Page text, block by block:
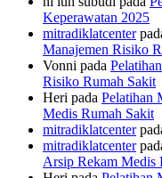
Keperawatan 2025
mitradiklatcenter
Manajemen Risiko
Vonni pada
Risiko Rumah Sakit
Heri pada Pelatihan
Medis Rumah Sakit
mitradiklatcenter
mitradiklatcenter
Arsip Rekam Medis